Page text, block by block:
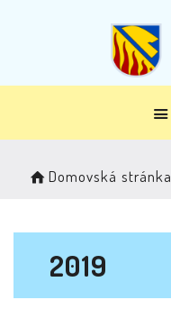
Domovská stránka
2019